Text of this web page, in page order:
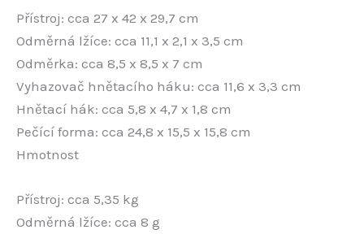
Přístroj: cca 27 x 42 x 29,7 cm
Odměrná lžíce: cca 11,1 x 2,1 x 3,5 cm
Odměrka: cca 8,5 x 8,5 x 7 cm
Vyhazovač hnětacího háku: cca 11,6 x 3,3 cm
Hnětací hák: cca 5,8 x 4,7 x 1,8 cm
Pečící forma: cca 24,8 x 15,5 x 15,8 cm
Hmotnost
Přístroj: cca 5,35 kg
Odměrná lžíce: cca 8 g